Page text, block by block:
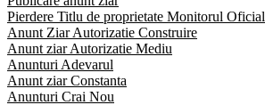
Pierdere Titlu de proprietate Monitorul Oficial
Anunt Ziar Autorizatie Construire
Anunt ziar Autorizatie Mediu
Anunturi Adevarul
Anunt ziar Constanta
Anunturi Crai Nou